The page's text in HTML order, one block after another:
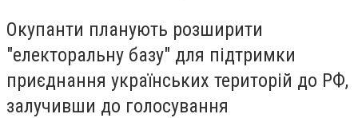
Окупанти планують розширити
"електоральну базу" для підтримки
приєднання українських територій до РФ,
залучивши до голосування